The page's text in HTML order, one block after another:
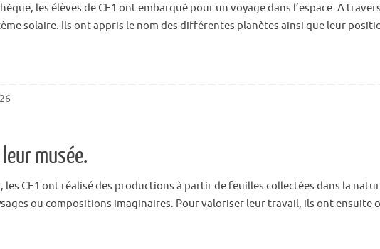
les élèves de CE1 ont embarqué pour un voyage dans l’espace. A
solaire. Ils ont appris le nom des différentes planètes ainsi que leur
musée.
les CE1 ont réalisé des productions à partir de feuilles collectées dans la
ou compositions imaginaires. Pour valoriser leur travail, ils ont